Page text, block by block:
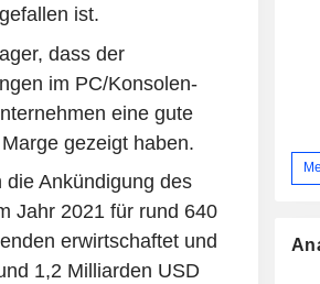
ist.
dass der
im PC/Konsolen-
eine gute
gezeigt haben.
Ankündigung des
Jahr 2021 für rund 640
erwirtschaftet und
1,2 Milliarden USD